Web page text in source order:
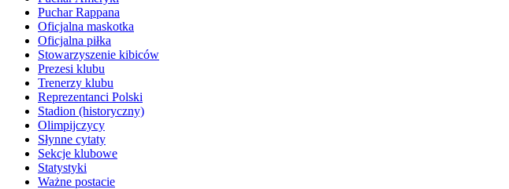
Puchar Rappana
Oficjalna maskotka
Oficjalna piłka
Stowarzyszenie kibiców
Prezesi klubu
Trenerzy klubu
Reprezentanci Polski
Stadion (historyczny)
Olimpijczycy
Słynne cytaty
Sekcje klubowe
Statystyki
Ważne postacie